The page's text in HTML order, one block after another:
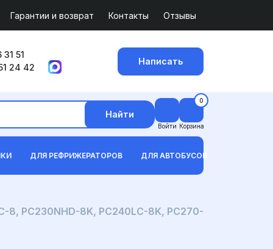
Гарантии и возврат Контакты Отзывы
51
24 42
Написать
Найти
Войти
0
Корзина
ДЛЯ РЕФРИЖЕРАТОРОВ ДЛЯ АВТОБУСОВ
8, PC230NHD-8K, PC240LC-8K, PC270-